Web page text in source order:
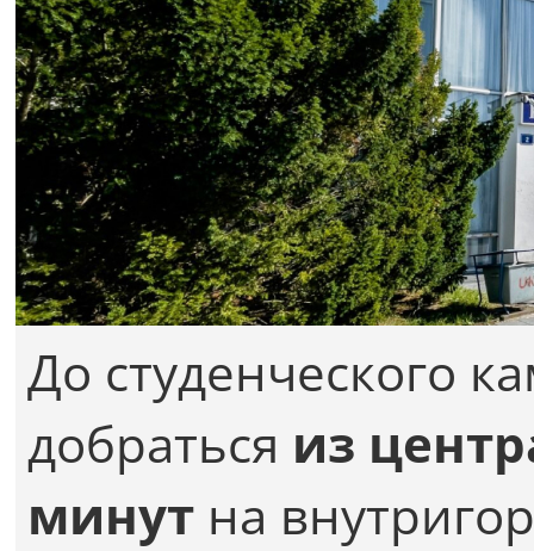
До студенческого
добраться из
минут на